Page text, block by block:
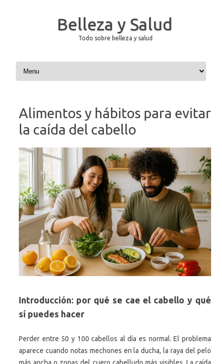
Belleza y Salud
Todo sobre belleza y salud
Saltar al contenido
Alimentos y hábitos para evitar
la caída del cabello
Introducción: por qué se cae el cabello y qué
sí puedes hacer
Perder entre 50 y 100 cabellos al día es normal. El problema
aparece cuando notas mechones en la ducha, la raya del pelo
más ancha o zonas del cuero cabelludo más visibles. La caída